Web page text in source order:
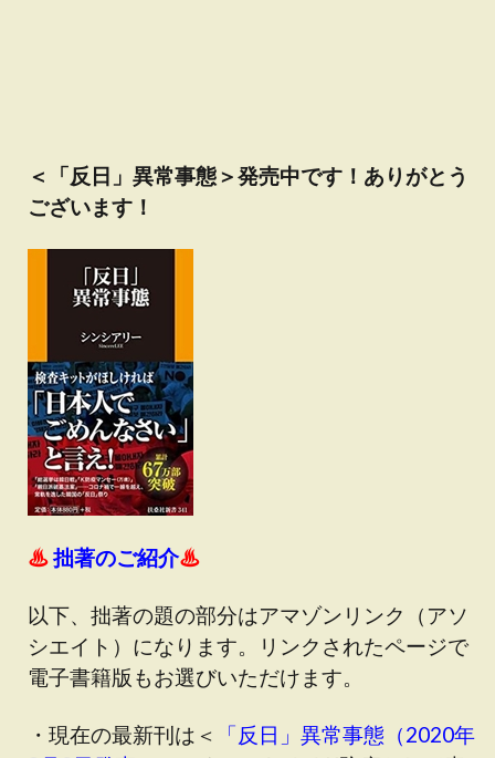
＜「反日」異常事態＞発売中です！ありがとう
ございます！
♨拙著のご紹介♨
以下、拙著の題の部分はアマゾンリンク（アソ
シエイト）になります。リンクされたページで
電子書籍版もお選びいただけます。
・現在の最新刊は＜
「反日」異常事態（2020年